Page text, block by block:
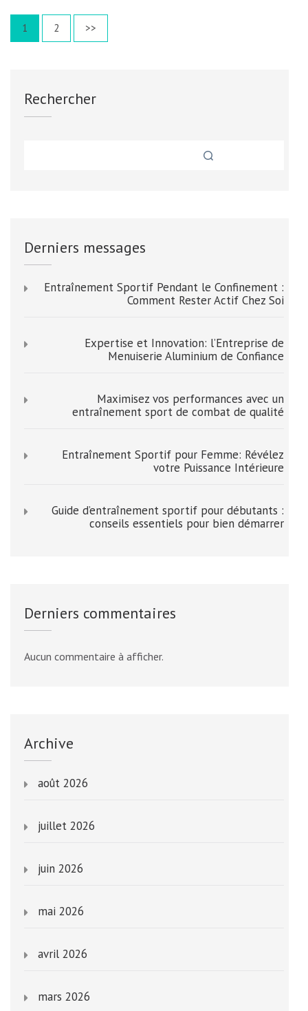
Pagination
des
Page
1 Page
2 >>
Rechercher
Derniers messages
Entraînement Sportif Pendant le Confinement :
Comment Rester Actif Chez Soi
Expertise et Innovation: l’Entreprise de
Menuiserie Aluminium de Confiance
Maximisez vos performances avec un
entraînement sport de combat de qualité
Entraînement Sportif pour Femme: Révélez
votre Puissance Intérieure
Guide d’entraînement sportif pour débutants :
conseils essentiels pour bien démarrer
Derniers commentaires
Aucun commentaire à afficher.
Archive
août 2026
juillet 2026
juin 2026
mai 2026
avril 2026
mars 2026